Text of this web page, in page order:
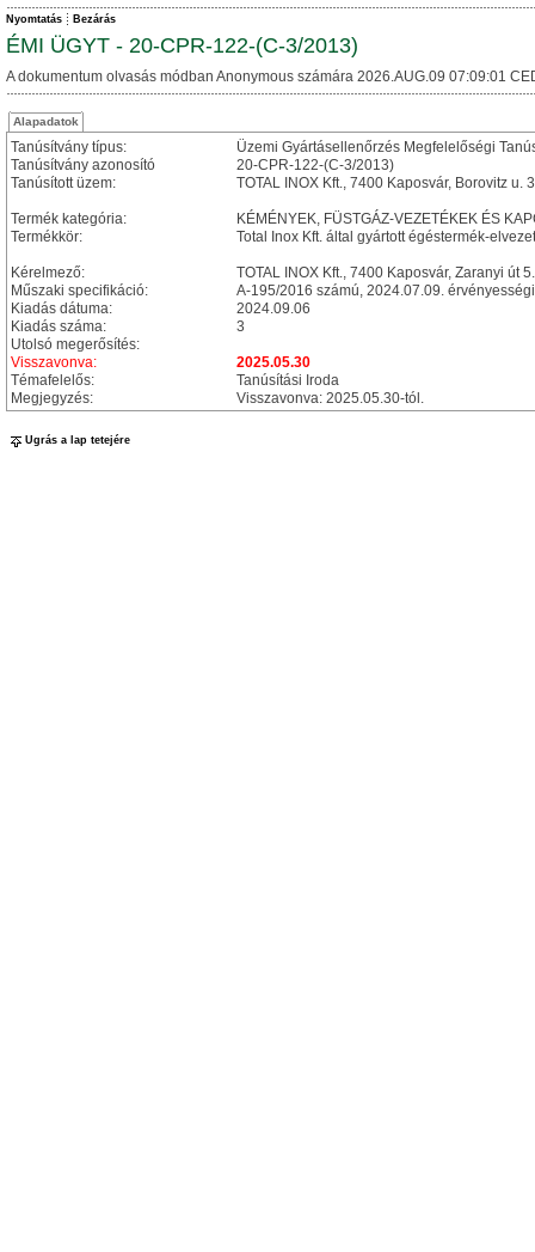
Nyomtatás Bezárás
ÉMI ÜGYT - 20-CPR-122-(C-3/2013)
A dokumentum olvasás módban Anonymous számára 2026.AUG.09 07:09:01
Alapadatok
Tanúsítvány típus:
Üzemi Gyártásellenőrzés Megfelelőségi
Tanúsítvány azonosító
20-CPR-122-(C-3/2013)
Tanúsított üzem:
TOTAL INOX Kft., 7400 Kaposvár, Borovitz u.
Termék kategória:
KÉMÉNYEK, FÜSTGÁZ-VEZETÉKEK ÉS
Termékkör:
Total Inox Kft. által gyártott égéstermék-
Kérelmező:
TOTAL INOX Kft., 7400 Kaposvár, Zaranyi út 5.
Műszaki specifikáció:
A-195/2016 számú, 2024.07.09.
Kiadás dátuma:
2024.09.06
Kiadás száma:
3
Utolsó megerősítés:
Visszavonva:
2025.05.30
Témafelelős:
Tanúsítási Iroda
Megjegyzés:
Visszavonva: 2025.05.30-tól.
Ugrás a lap tetejére